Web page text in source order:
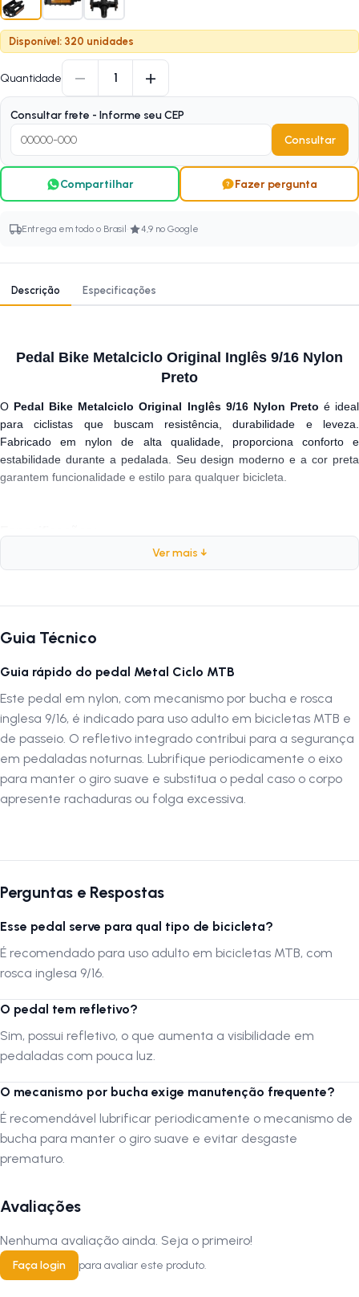
Disponível: 320 unidades
Quantidade − 1 +
Consultar frete - Informe seu CEP
Consultar
Compartilhar Fazer pergunta
Entrega em todo o Brasil · 4,9 no Google
Descrição Especificações
Pedal Bike Metalciclo Original Inglês 9/16 Nylon
Preto
O Pedal Bike Metalciclo Original Inglês 9/16 Nylon Preto é ideal
para ciclistas que buscam resistência, durabilidade e leveza.
Fabricado em nylon de alta qualidade, proporciona conforto e
estabilidade durante a pedalada. Seu design moderno e a cor preta
garantem funcionalidade e estilo para qualquer bicicleta.
Cor:Preto
Tipo de rolamento:Bucha
Recomendação: Adulto
Por que comprar este pedal?
O Pedal Bike Metalciclo Original Inglês 9/16 Nylon Preto combina
A instalação correta do pedal é essencial para garantir segurança e
desempenho. Recomendamos que a montagem seja feita por
profissionais especializados ou ciclistas experientes, garantindo um
A LOJA NA PISTA não se responsabiliza por danos causados por
montagem inadequada. Verifique a compatibilidade do produto antes
Siga-nos no Instagram: @lojanapista
Assista nosso canal no YouTube: Lojanapista
Ver mais ↓
Guia Técnico
Guia rápido do pedal Metal Ciclo MTB
Este pedal em nylon, com mecanismo por bucha e rosca
inglesa 9/16, é indicado para uso adulto em bicicletas MTB e
de passeio. O refletivo integrado contribui para a segurança
em pedaladas noturnas. Lubrifique periodicamente o eixo
para manter o giro suave e substitua o pedal caso o corpo
apresente rachaduras ou folga excessiva.
Perguntas e Respostas
Esse pedal serve para qual tipo de bicicleta?
É recomendado para uso adulto em bicicletas MTB, com
rosca inglesa 9/16.
O pedal tem refletivo?
Sim, possui refletivo, o que aumenta a visibilidade em
pedaladas com pouca luz.
O mecanismo por bucha exige manutenção frequente?
É recomendável lubrificar periodicamente o mecanismo de
bucha para manter o giro suave e evitar desgaste
prematuro.
Avaliações
Nenhuma avaliação ainda. Seja o primeiro!
Faça login para avaliar este produto.